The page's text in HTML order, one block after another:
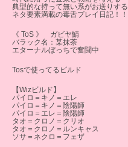
典型的な持って無い系がお送りする
ネタ要素満載の毒舌プレイ日記！！
《 ToS 》 ガビヤ鯖
バラック名：某抹茶
エターナルぼっちで奮闘中
Tosで使ってるビルド
【Wizビルド】
パイロ＝キノ＝エレ
パイロ＝キノ＝陰陽師
パイロ＝エレ＝陰陽師
タオ＝クロノ＝クリオ
タオ＝クロノ＝ルンキャス
ソサ＝ネクロ＝フェザ